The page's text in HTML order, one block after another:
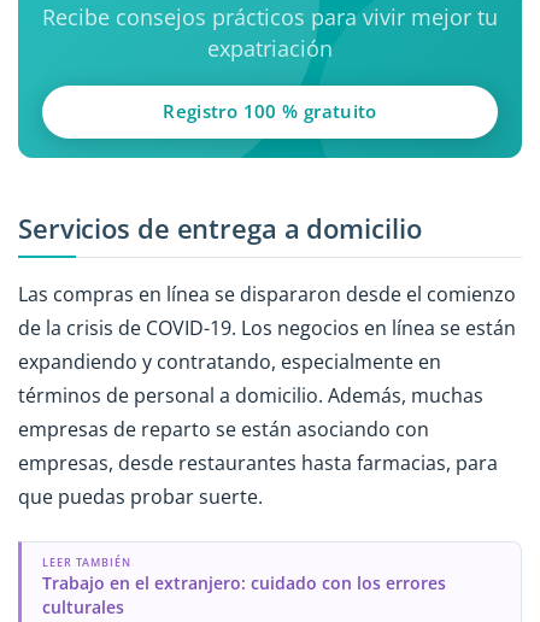
Recibe consejos prácticos para vivir mejor tu
expatriación
Registro 100 % gratuito
Servicios de entrega a domicilio
Las compras en línea se dispararon desde el comienzo
de la crisis de COVID-19. Los negocios en línea se están
expandiendo y contratando, especialmente en
términos de personal a domicilio. Además, muchas
empresas de reparto se están asociando con
empresas, desde restaurantes hasta farmacias, para
que puedas probar suerte.
LEER TAMBIÉN
Trabajo en el extranjero: cuidado con los errores
culturales